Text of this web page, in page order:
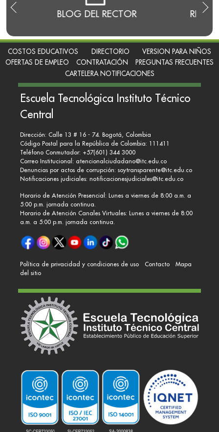
BLOG DEL RECTOR
COSTOS EDUCATIVOS DIRECTORIO
VERSION PARA NIÑOS
OFERTAS DE EMPLEO
CONTRATACIÓN
PREGUNTAS FRECUENTES
CARTELERA NOTIFICACIONES
Escuela Tecnológica Instituto Técnico
Central
Dirección: Calle 13 # 16 - 74. Bogotá, Colombia
Código Postal para la República de Colombia: 111411
Teléfono Conmutador: +57(601) 344 3000
Correo Institucional: atencionalciudadano@itc.edu.co
Denuncias por actos de corrupción: soytransparente@itc.edu.co
Notificaciones judiciales: notificacionesjudiciales@itc.edu.co
Horario de Atención Presencial: Lunes a viernes de 8:00 a.m. a
5:00 p.m. jornada continua.
Horario de Atención Canales Virtuales: Lunes a viernes de 8:00
a.m. a 5:00 p.m. jornada continua.
Política de privacidad y condiciones de uso Contacto
Mapa
del sitio